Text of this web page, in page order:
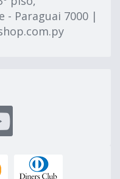
- Paraguai 7000 |